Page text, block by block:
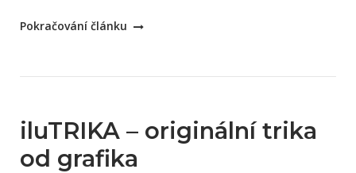
„Leden
volné
Pokračování článku
iluTRIKA – originální trika
od grafika